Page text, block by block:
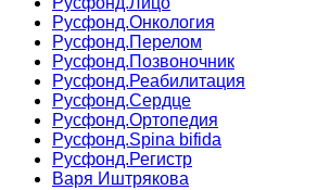
Русфонд.Онкология
Русфонд.Перелом
Русфонд.Позвоночник
Русфонд.Реабилитация
Русфонд.Сердце
Русфонд.Ортопедия
Русфонд.Spina bifida
Русфонд.Регистр
Варя Иштрякова